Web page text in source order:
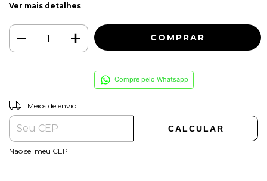
Ver mais detalhes
Compre pelo Whatsapp
Entregas para o CEP:
Meios de envio
CALCULAR
Não sei meu CEP